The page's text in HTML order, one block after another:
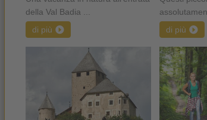
della Val Badia ...
di più
di più